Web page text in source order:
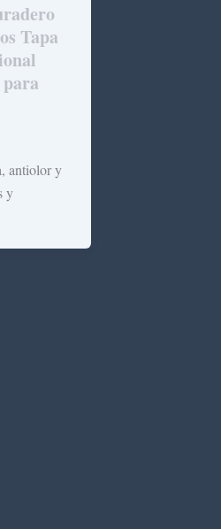
Tapa
antiolor y
y